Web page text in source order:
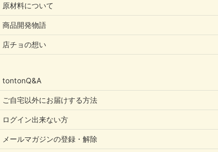
原材料について
商品開発物語
店チョの想い
tontonQ&A
ご自宅以外にお届けする方法
ログイン出来ない方
メールマガジンの登録・解除